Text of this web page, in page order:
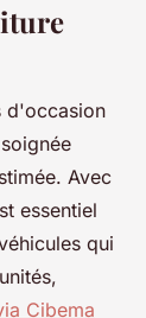
d'occasion
Avec
essentiel
qui
Cibema